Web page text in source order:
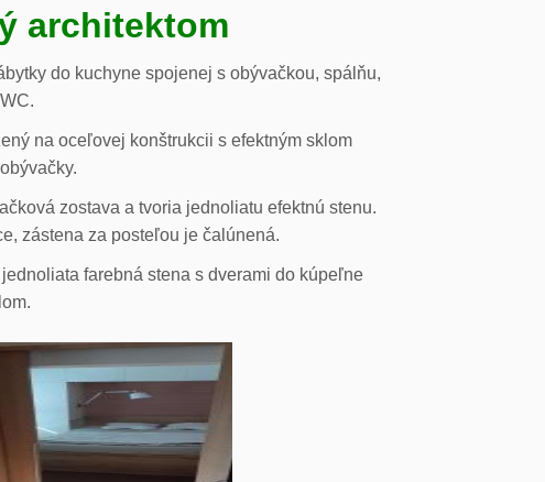
architektom
do kuchyne spojenej s obývačkou, spálňu,
na oceľovej konštrukcii s efektným sklom
zostava a tvoria jednoliatu efektnú stenu.
zástena za posteľou je čalúnená.
farebná stena s dverami do kúpeľne